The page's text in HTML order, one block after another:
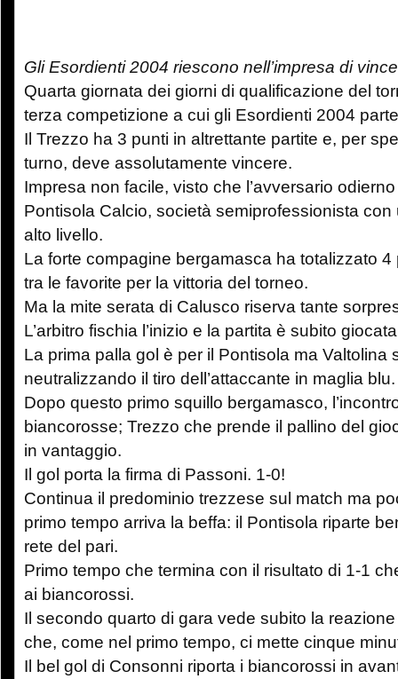
Gli Esordienti 2004 riescono nell’impresa di
Quarta giornata dei giorni di qualificazione del
terza competizione a cui gli Esordienti 2004
Il Trezzo ha 3 punti in altrettante partite e, per
turno, deve assolutamente vincere.
Impresa non facile, visto che l’avversario
Pontisola Calcio, società semiprofessionista
alto livello.
La forte compagine bergamasca ha totalizzato
tra le favorite per la vittoria del torneo.
Ma la mite serata di Calusco riserva tante
L’arbitro fischia l’inizio e la partita è subito
La prima palla gol è per il Pontisola ma Valtolina
neutralizzando il tiro dell’attaccante in maglia blu.
Dopo questo primo squillo bergamasco,
biancorosse; Trezzo che prende il pallino del
in vantaggio.
Il gol porta la firma di Passoni. 1-0!
Continua il predominio trezzese sul match ma
primo tempo arriva la beffa: il Pontisola riparte
rete del pari.
Primo tempo che termina con il risultato di 1-1
ai biancorossi.
Il secondo quarto di gara vede subito la
che, come nel primo tempo, ci mette cinque
Il bel gol di Consonni riporta i biancorossi in